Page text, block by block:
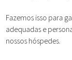
Fazemos isso para
adequadas e
nossos hóspedes.